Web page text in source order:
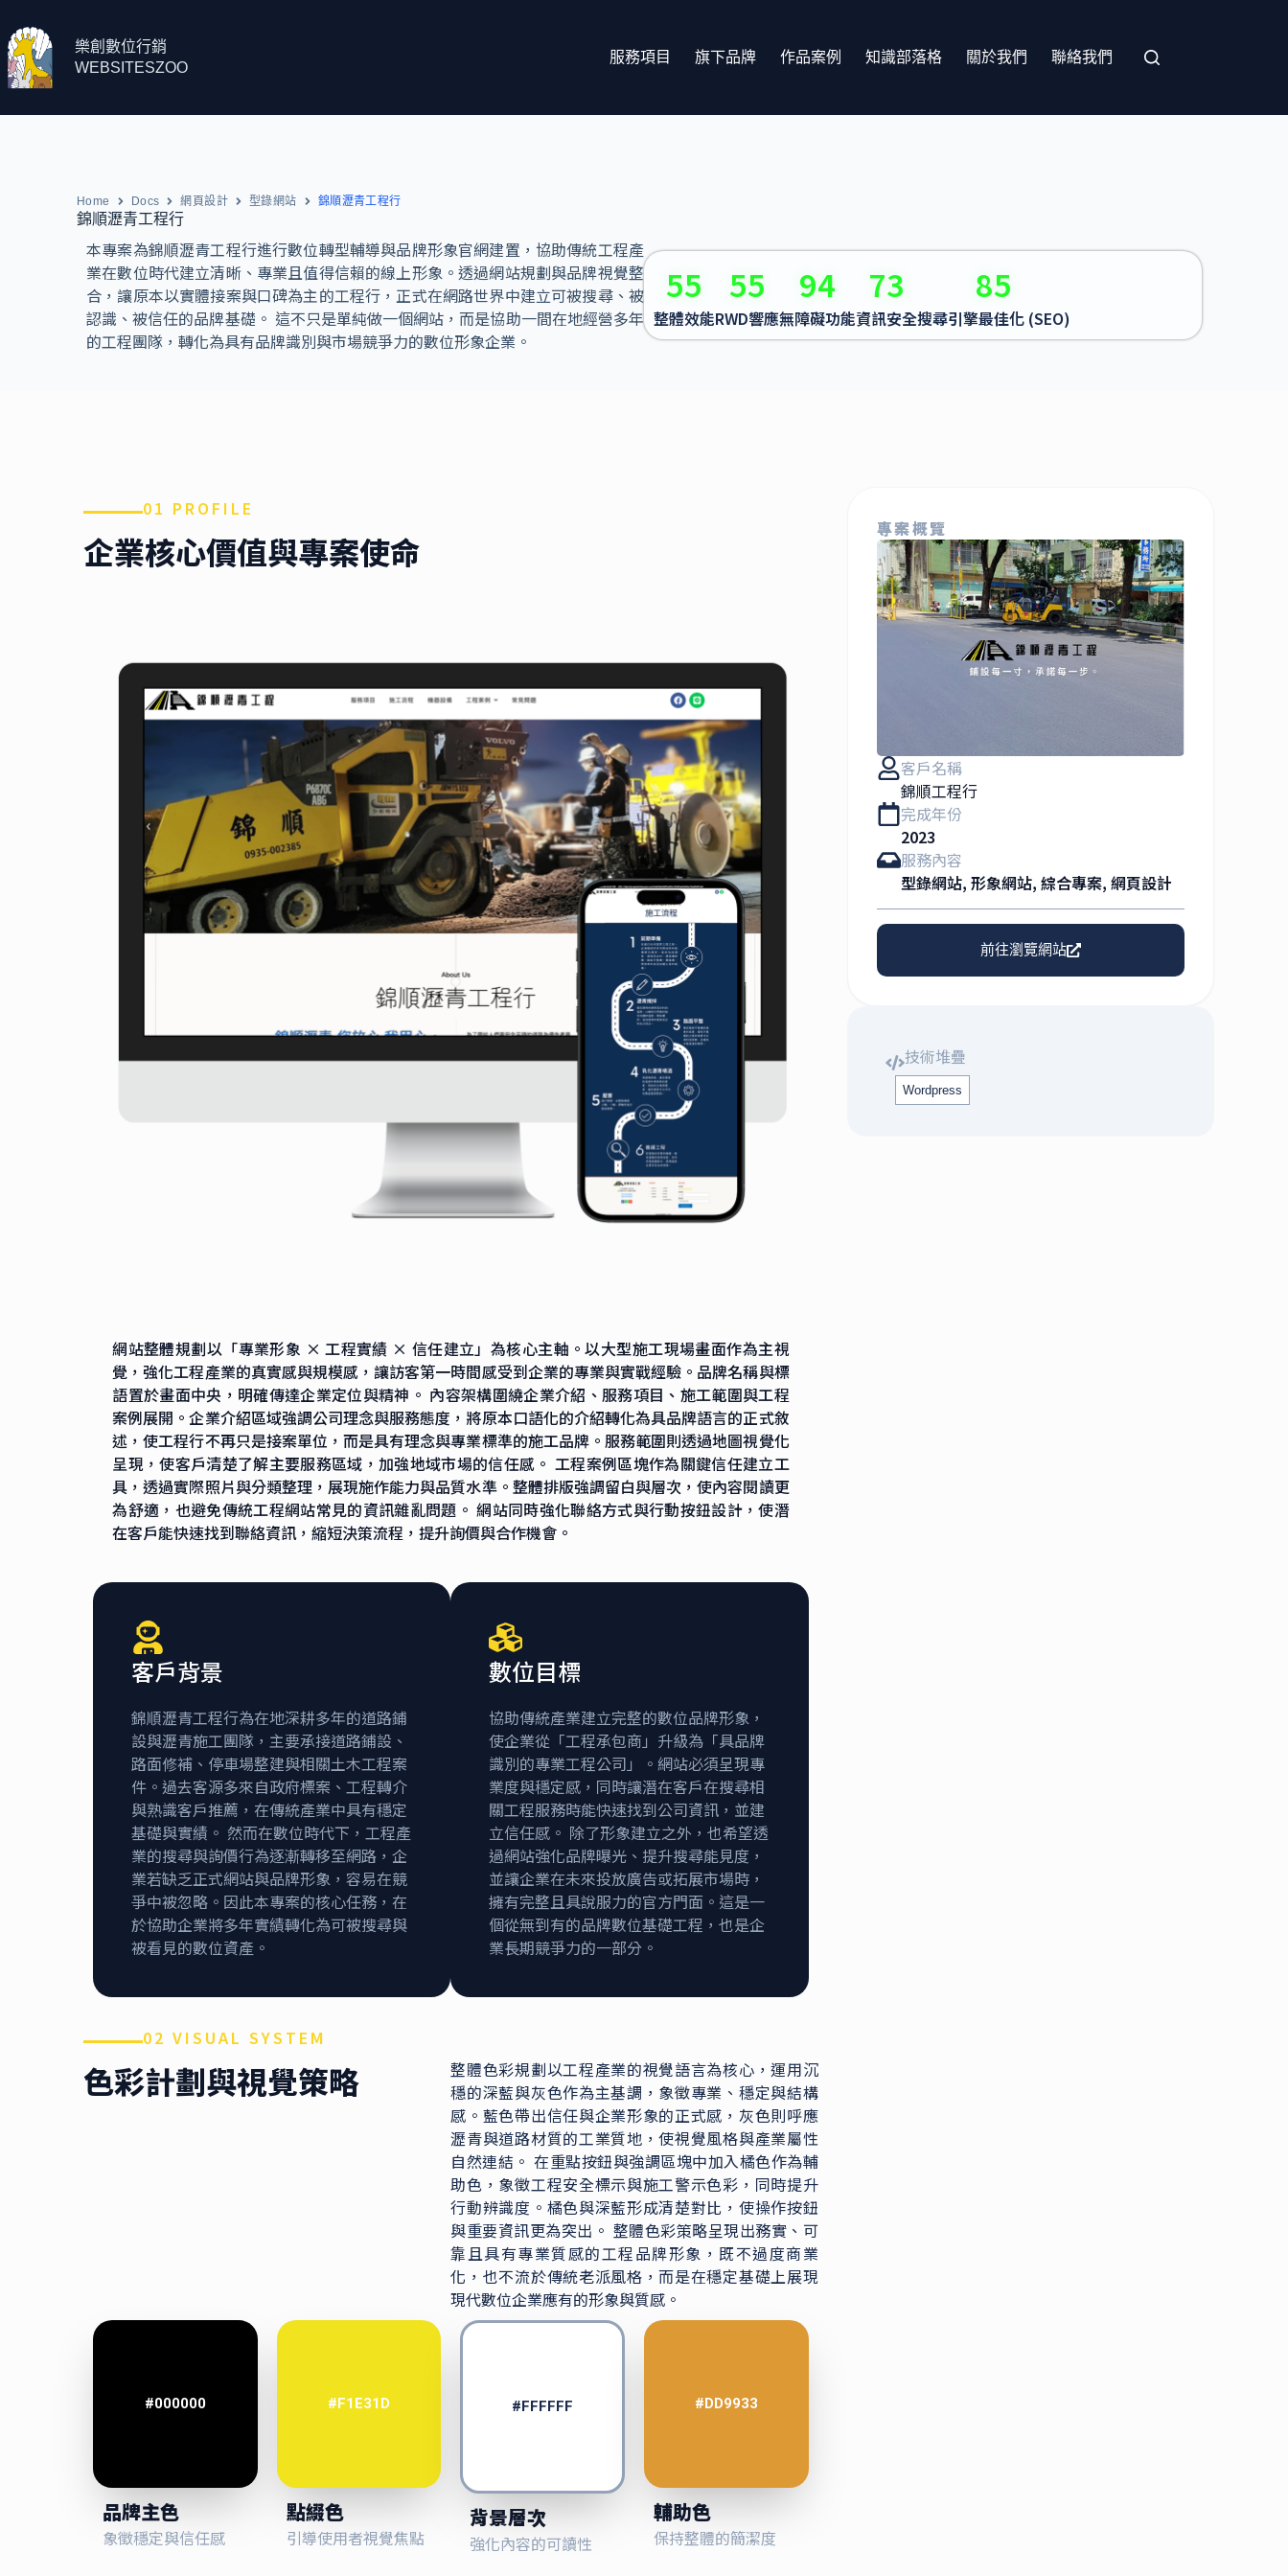
樂創數位行銷
WEBSITESZOO
服務項目 旗下品牌 作品案例 知識部落格 關於我們 聯絡我們
Home Docs 網頁設計 型錄網站 錦順瀝青工程行
錦順瀝青工程行
本專案為錦順瀝青工程行進行數位轉型輔導與品牌形象官網建置，協助傳統工程產
業在數位時代建立清晰、專業且值得信賴的線上形象。透過網站規劃與品牌視覺整
合，讓原本以實體接案與口碑為主的工程行，正式在網路世界中建立可被搜尋、被
認識、被信任的品牌基礎。 這不只是單純做一個網站，而是協助一間在地經營多年
的工程團隊，轉化為具有品牌識別與市場競爭力的數位形象企業。
整體效能
55
RWD響應
55
無障礙功能
94
資訊安全
73
搜尋引擎最佳化 (SEO)
85
01 PROFILE
企業核心價值與專案使命
網站整體規劃以「專業形象 × 工程實績 × 信任建立」為核心主軸。以大型施工現場畫面作為主視
覺，強化工程產業的真實感與規模感，讓訪客第一時間感受到企業的專業與實戰經驗。品牌名稱與標
語置於畫面中央，明確傳達企業定位與精神。 內容架構圍繞企業介紹、服務項目、施工範圍與工程
案例展開。企業介紹區域強調公司理念與服務態度，將原本口語化的介紹轉化為具品牌語言的正式敘
述，使工程行不再只是接案單位，而是具有理念與專業標準的施工品牌。服務範圍則透過地圖視覺化
呈現，使客戶清楚了解主要服務區域，加強地域市場的信任感。 工程案例區塊作為關鍵信任建立工
具，透過實際照片與分類整理，展現施作能力與品質水準。整體排版強調留白與層次，使內容閱讀更
為舒適，也避免傳統工程網站常見的資訊雜亂問題。 網站同時強化聯絡方式與行動按鈕設計，使潛
在客戶能快速找到聯絡資訊，縮短決策流程，提升詢價與合作機會。
客戶背景
錦順瀝青工程行為在地深耕多年的道路鋪
設與瀝青施工團隊，主要承接道路鋪設、
路面修補、停車場整建與相關土木工程案
件。過去客源多來自政府標案、工程轉介
與熟識客戶推薦，在傳統產業中具有穩定
基礎與實績。 然而在數位時代下，工程產
業的搜尋與詢價行為逐漸轉移至網路，企
業若缺乏正式網站與品牌形象，容易在競
爭中被忽略。因此本專案的核心任務，在
於協助企業將多年實績轉化為可被搜尋與
被看見的數位資產。
數位目標
協助傳統產業建立完整的數位品牌形象，
使企業從「工程承包商」升級為「具品牌
識別的專業工程公司」。網站必須呈現專
業度與穩定感，同時讓潛在客戶在搜尋相
關工程服務時能快速找到公司資訊，並建
立信任感。 除了形象建立之外，也希望透
過網站強化品牌曝光、提升搜尋能見度，
並讓企業在未來投放廣告或拓展市場時，
擁有完整且具說服力的官方門面。這是一
個從無到有的品牌數位基礎工程，也是企
業長期競爭力的一部分。
02 VISUAL SYSTEM
色彩計劃與視覺策略
整體色彩規劃以工程產業的視覺語言為核心，運用沉
穩的深藍與灰色作為主基調，象徵專業、穩定與結構
感。藍色帶出信任與企業形象的正式感，灰色則呼應
瀝青與道路材質的工業質地，使視覺風格與產業屬性
自然連結。 在重點按鈕與強調區塊中加入橘色作為輔
助色，象徵工程安全標示與施工警示色彩，同時提升
行動辨識度。橘色與深藍形成清楚對比，使操作按鈕
與重要資訊更為突出。 整體色彩策略呈現出務實、可
靠且具有專業質感的工程品牌形象，既不過度商業
化，也不流於傳統老派風格，而是在穩定基礎上展現
現代數位企業應有的形象與質感。
#000000
品牌主色
象徵穩定與信任感
#F1E31D
點綴色
引導使用者視覺焦點
#FFFFFF
背景層次
強化內容的可讀性
#DD9933
輔助色
保持整體的簡潔度
專案概覽
客戶名稱
錦順工程行
完成年份
2023
服務內容
型錄網站, 形象網站, 綜合專案, 網頁設計
前往瀏覽網站
技術堆疊
Wordpress